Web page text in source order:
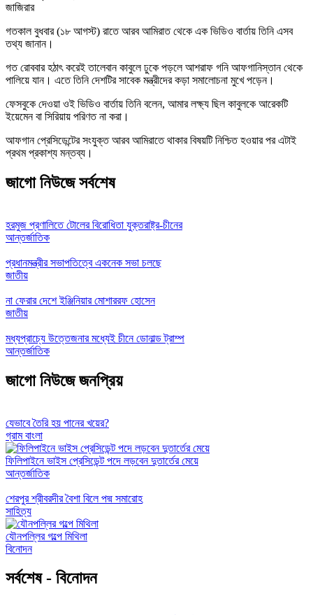
জাজিরার
গতকাল বুধবার (১৮ আগস্ট) রাতে আরব আমিরাত থেকে এক ভিডিও বার্তায় তিনি এসব
তথ্য জানান।
গত রোববার হঠাৎ করেই তালেবান কাবুলে ঢুকে পড়লে আশরাফ গনি আফগানিস্তান থেকে
পালিয়ে যান। এতে তিনি দেশটির সাবেক মন্ত্রীদের কড়া সমালোচনা মুখে পড়েন।
ফেসবুকে দেওয়া ওই ভিডিও বার্তায় তিনি বলেন, আমার লক্ষ্য ছিল কাবুলকে আরেকটি
ইয়েমেন বা সিরিয়ায় পরিণত না করা।
আফগান প্রেসিডেন্টের সংযুক্ত আরব আমিরাতে থাকার বিষয়টি নিশ্চিত হওয়ার পর এটাই
প্রথম প্রকাশ্য মন্তব্য।
জাগো নিউজে সর্বশেষ
হরমুজ প্রণালিতে টোলের বিরোধিতা যুক্তরাষ্ট্র-চীনের
আন্তর্জাতিক
প্রধানমন্ত্রীর সভাপতিত্বে একনেক সভা চলছে
জাতীয়
না ফেরার দেশে ইঞ্জিনিয়ার মোশাররফ হোসেন
জাতীয়
মধ্যপ্রাচ্যে উত্তেজনার মধ্যেই চীনে ডোনাল্ড ট্রাম্প
আন্তর্জাতিক
জাগো নিউজে জনপ্রিয়
যেভাবে তৈরি হয় পানের খয়ের?
গ্রাম বাংলা
ফিলিপাইনে ভাইস প্রেসিডেন্ট পদে লড়বেন দুতার্তের মেয়ে
আন্তর্জাতিক
শেরপুর শ্রীবরদীর বৈশা বিলে পদ্ম সমারোহ
সাহিত্য
যৌনপল্লির গল্পে মিথিলা
বিনোদন
সর্বশেষ - বিনোদন